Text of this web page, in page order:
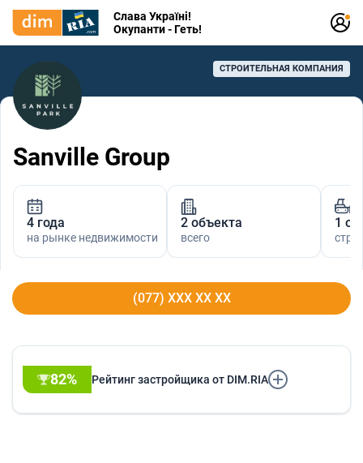
Слава Україні!
Окупанти - Геть!
СТРОИТЕЛЬНАЯ КОМПАНИЯ
Sanville Group
4 года
на рынке недвижимости
2 объекта
всего
1
(077) XXX XX XX
82% Рейтинг застройщика от DIM.RIA